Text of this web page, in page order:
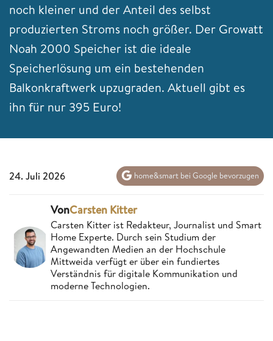
noch kleiner und der Anteil des selbst
produzierten Stroms noch größer. Der Growatt
Noah 2000 Speicher ist die ideale
Speicherlösung um ein bestehenden
Balkonkraftwerk upzugraden. Aktuell gibt es
ihn für nur 395 Euro!
24. Juli 2026 home&smart bei Google bevorzugen
VonCarsten Kitter
Carsten Kitter ist Redakteur, Journalist und Smart
Home Experte. Durch sein Studium der
Angewandten Medien an der Hochschule
Mittweida verfügt er über ein fundiertes
Verständnis für digitale Kommunikation und
moderne Technologien.